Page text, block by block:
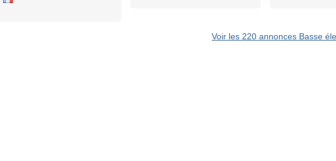
Voir les 220 annonces Basse